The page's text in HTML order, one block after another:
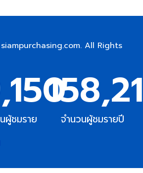
siampurchasing.com. All Rights
ผู้ชมราย
จำนวนผู้ชมรายปี